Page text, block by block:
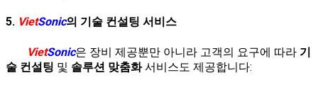
5. VietSonic의 기술 컨설팅 서비스
VietSonic은 장비 제공뿐만 아니라 고객의 요구에 따라 기
술 컨설팅 및 솔루션 맞춤화서비스도 제공합니다: